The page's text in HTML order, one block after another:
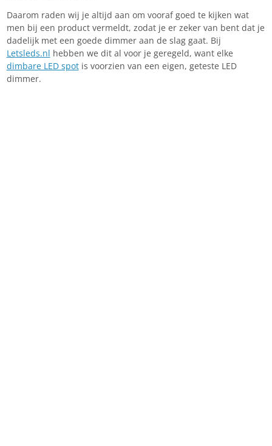
Daarom raden wij je altijd aan om vooraf goed te kijken wat
men bij een product vermeldt, zodat je er zeker van bent dat je
dadelijk met een goede dimmer aan de slag gaat. Bij
Letsleds.nl hebben we dit al voor je geregeld, want elke
dimbare LED spotis voorzien van een eigen, geteste LED
dimmer.